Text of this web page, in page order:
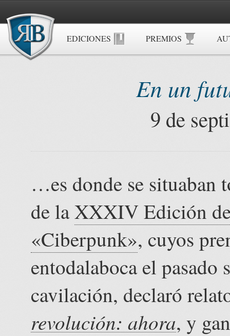
EDICIONES PREMIOS
En un
9 de
…es donde se situaban
de laXXXIV Edición
«Ciberpunk», cuyos
entodalaboca el pasado
cavilación, declaró
revolución: ahora, y